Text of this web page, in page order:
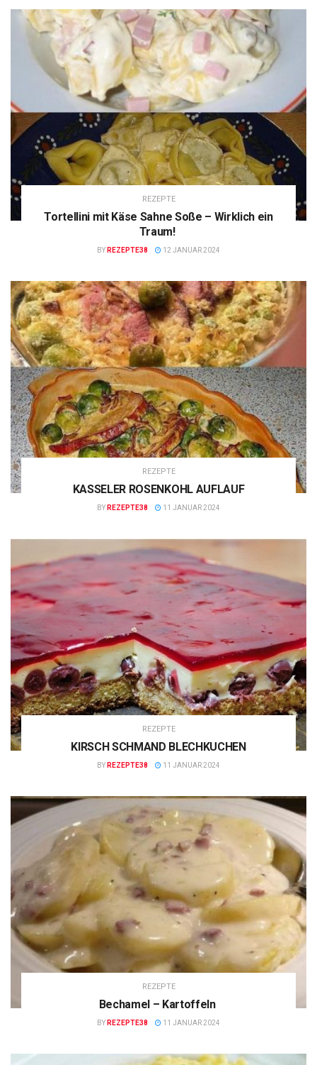
REZEPTE
Tortellini mit Käse Sahne Soße – Wirklich ein
Traum!
BY REZEPTE38 12 JANUAR 2024
REZEPTE
KASSELER ROSENKOHL AUFLAUF
BY REZEPTE38 11 JANUAR 2024
REZEPTE
KIRSCH SCHMAND BLECHKUCHEN
BY REZEPTE38 11 JANUAR 2024
REZEPTE
Bechamel – Kartoffeln
BY REZEPTE38 11 JANUAR 2024